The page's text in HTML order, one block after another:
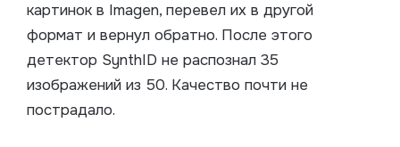
картинок в Imagen, перевел их в другой
формат и вернул обратно. После этого
детектор SynthID не распознал 35
изображений из 50. Качество почти не
пострадало.